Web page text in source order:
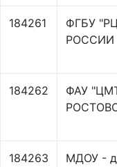
184261
ФГБУ
РОССИИ
184262
ФАУ
184263
МДОУ -